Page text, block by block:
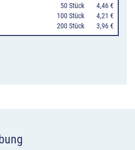
Reflektoren
Ø
120
50 Stück
4,46 €
100 Stück
4,21 €
200 Stück
3,96 €